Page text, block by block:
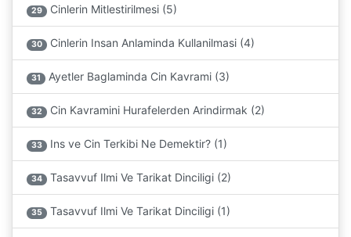
29 Cinlerin Mitlestirilmesi (5)
30 Cinlerin Insan Anlaminda Kullanilmasi (4)
31 Ayetler Baglaminda Cin Kavrami (3)
32 Cin Kavramini Hurafelerden Arindirmak (2)
33 Ins ve Cin Terkibi Ne Demektir? (1)
34 Tasavvuf Ilmi Ve Tarikat Dinciligi (2)
35 Tasavvuf Ilmi Ve Tarikat Dinciligi (1)